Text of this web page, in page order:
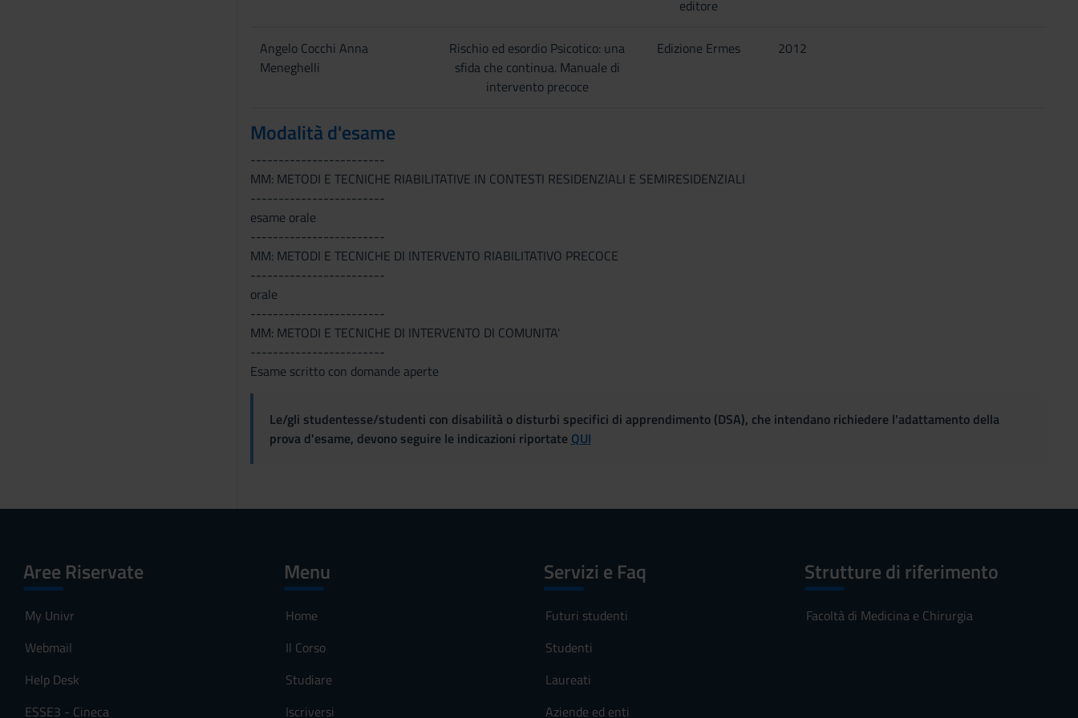
editore
Angelo Cocchi Anna
Meneghelli
Rischio ed esordio Psicotico: una
sfida che continua. Manuale di
intervento precoce
Edizione Ermes 2012
Modalità d'esame
------------------------
MM: METODI E TECNICHE RIABILITATIVE IN CONTESTI RESIDENZIALI E SEMIRESIDENZIALI
------------------------
esame orale
------------------------
MM: METODI E TECNICHE DI INTERVENTO RIABILITATIVO PRECOCE
------------------------
orale
------------------------
MM: METODI E TECNICHE DI INTERVENTO DI COMUNITA'
------------------------
Esame scritto con domande aperte
Le/gli studentesse/studenti con disabilità o disturbi specifici di apprendimento (DSA), che intendano richiedere l'adattamento della
prova d'esame, devono seguire le indicazioni riportate QUI
Aree Riservate
My Univr
Webmail
Help Desk
ESSE3 - Cineca
Menu
Home
Il Corso
Studiare
Iscriversi
Servizi e Faq
Futuri studenti
Studenti
Laureati
Aziende ed enti
Strutture di riferimento
Facoltà di Medicina e Chirurgia